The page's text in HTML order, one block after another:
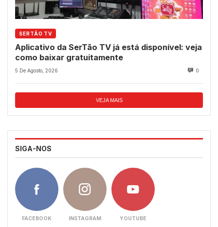
SERTÃO TV
Aplicativo da SerTão TV já está disponível: veja
como baixar gratuitamente
5 De Agosto, 2026 0
VEJA MAIS
SIGA-NOS
FACEBOOK INSTAGRAM YOUTUBE